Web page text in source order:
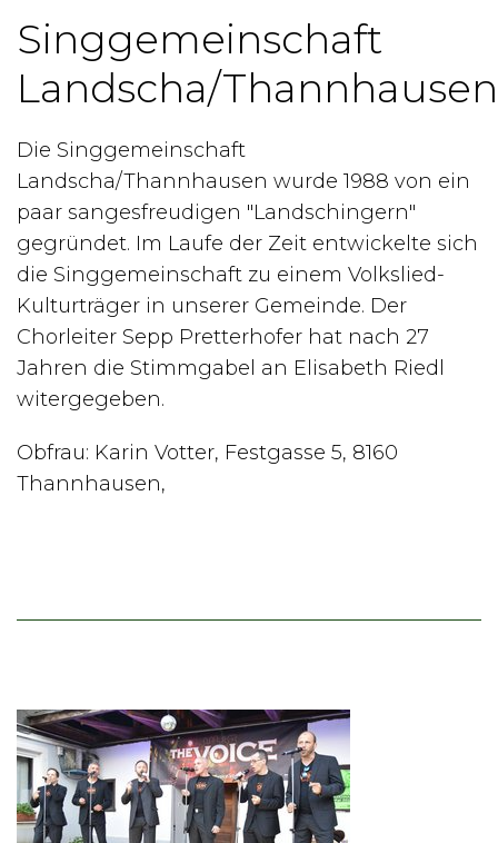
Singgemeinschaft
Landscha/Thannhausen
Die Singgemeinschaft
Landscha/Thannhausen wurde 1988 von ein
paar sangesfreudigen "Landschingern"
gegründet. Im Laufe der Zeit entwickelte sich
die Singgemeinschaft zu einem Volkslied-
Kulturträger in unserer Gemeinde. Der
Chorleiter Sepp Pretterhofer hat nach 27
Jahren die Stimmgabel an Elisabeth Riedl
witergegeben.
Obfrau: Karin Votter, Festgasse 5, 8160
Thannhausen,